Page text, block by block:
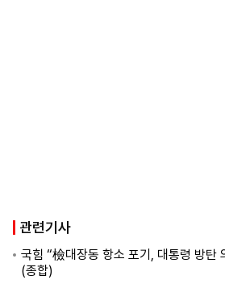
관련기사
국힘 “檢대장동 항소 포기, 대통령 방탄
(종합)